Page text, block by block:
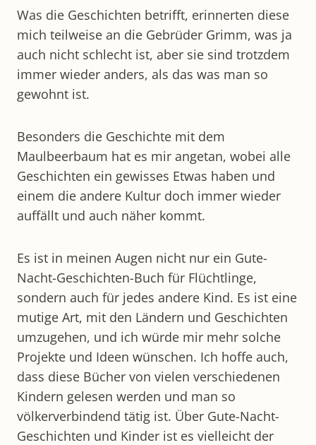
Was die Geschichten betrifft, erinnerten diese
mich teilweise an die Gebrüder Grimm, was ja
auch nicht schlecht ist, aber sie sind trotzdem
immer wieder anders, als das was man so
gewohnt ist.
Besonders die Geschichte mit dem
Maulbeerbaum hat es mir angetan, wobei alle
Geschichten ein gewisses Etwas haben und
einem die andere Kultur doch immer wieder
auffällt und auch näher kommt.
Es ist in meinen Augen nicht nur ein Gute-
Nacht-Geschichten-Buch für Flüchtlinge,
sondern auch für jedes andere Kind. Es ist eine
mutige Art, mit den Ländern und Geschichten
umzugehen, und ich würde mir mehr solche
Projekte und Ideen wünschen. Ich hoffe auch,
dass diese Bücher von vielen verschiedenen
Kindern gelesen werden und man so
völkerverbindend tätig ist. Über Gute-Nacht-
Geschichten und Kinder ist es vielleicht der